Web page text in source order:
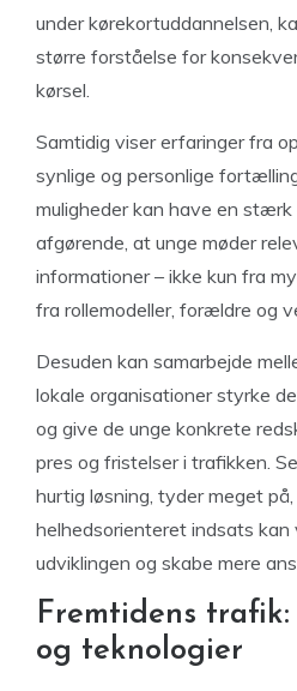
under kørekortuddannelsen,
større forståelse for
kørsel.
Samtidig viser erfaringer fra
synlige og personlige
muligheder kan have en
afgørende, at unge møder
informationer – ikke kun fra
fra rollemodeller, forældre og
Desuden kan samarbejde
lokale organisationer styrke
og give de unge konkrete
pres og fristelser i trafikken.
hurtig løsning, tyder meget
helhedsorienteret indsats
udviklingen og skabe mere
Fremtidens
og teknologier